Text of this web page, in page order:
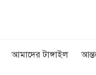
আমাদের টাঙ্গাইল